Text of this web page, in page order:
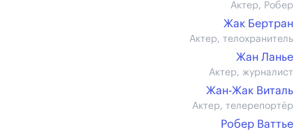
Актер, Робер
Жак Бертран
Актер, телохранитель
Жан Ланье
Актер, журналист
Жан-Жак Виталь
Актер, телерепортёр
Робер Ваттье